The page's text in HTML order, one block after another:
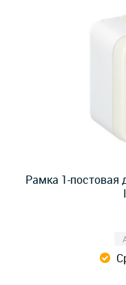
Рамка 1-постовая